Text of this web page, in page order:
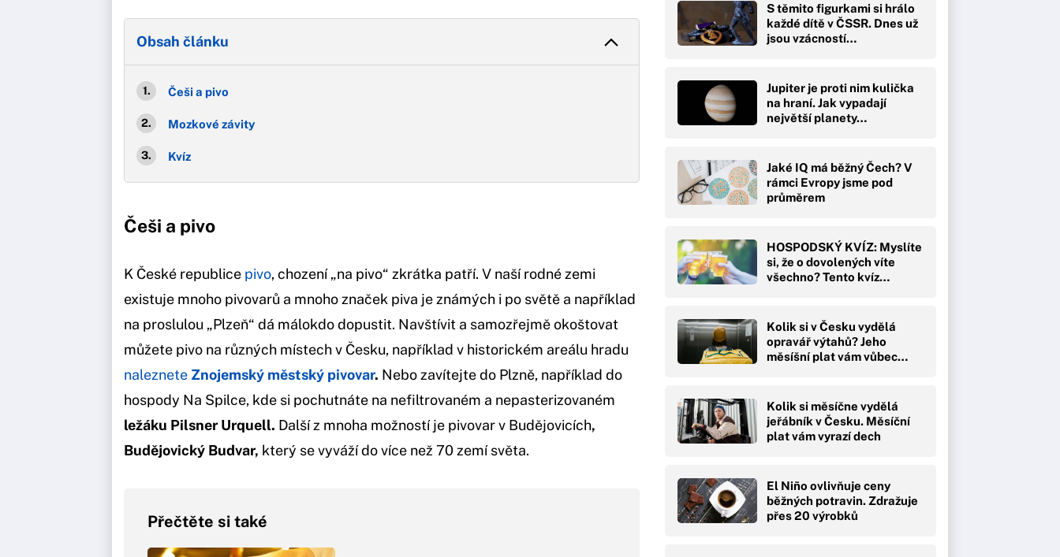
Obsah článku
Češi a pivo
Mozkové závity
Kvíz
Češi a pivo
K České republice pivo, chození „na pivo“ zkrátka patří. V naší rodné zemi
existuje mnoho pivovarů a mnoho značek piva je známých i po světě a například
na proslulou „Plzeň“ dá málokdo dopustit. Navštívit a samozřejmě okoštovat
můžete pivo na různých místech v Česku, například v historickém areálu hradu
naleznete Znojemský městský pivovar. Nebo zavítejte do Plzně, například do
hospody Na Spilce, kde si pochutnáte na nefiltrovaném a nepasterizovaném
ležáku Pilsner Urquell. Další z mnoha možností je pivovar v Budějovicích,
Budějovický Budvar, který se vyváží do více než 70 zemí světa.
Přečtěte si také
S těmito figurkami si hrálo
každé dítě v ČSSR. Dnes už
jsou vzácností…
Jupiter je proti nim kulička
na hraní. Jak vypadají
největší planety…
Jaké IQ má běžný Čech? V
rámci Evropy jsme pod
průměrem
HOSPODSKÝ KVÍZ: Myslíte
si, že o dovolených víte
všechno? Tento kvíz…
Kolik si v Česku vydělá
opravář výtahů? Jeho
měsíšní plat vám vůbec…
Kolik si měsíčne vydělá
jeřábník v Česku. Měsíční
plat vám vyrazí dech
El Niño ovlivňuje ceny
běžných potravin. Zdražuje
přes 20 výrobků